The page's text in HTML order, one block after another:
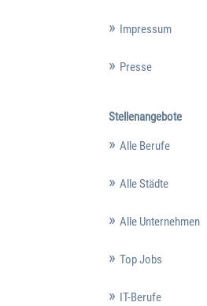
Impressum
Presse
Stellenangebote
Alle Berufe
Alle Städte
Alle Unternehmen
Top Jobs
IT-Berufe